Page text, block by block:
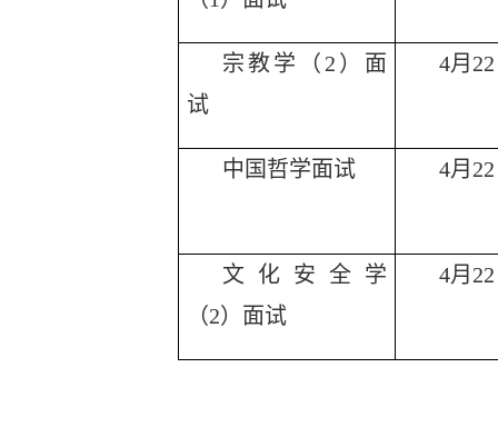
宗教学（ 2）面
试
4月
中国哲学面试 4月
文化安全学
（2）面试
4月